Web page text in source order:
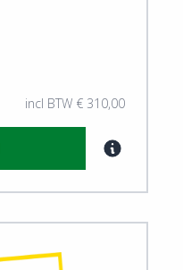
incl BTW € 310,00